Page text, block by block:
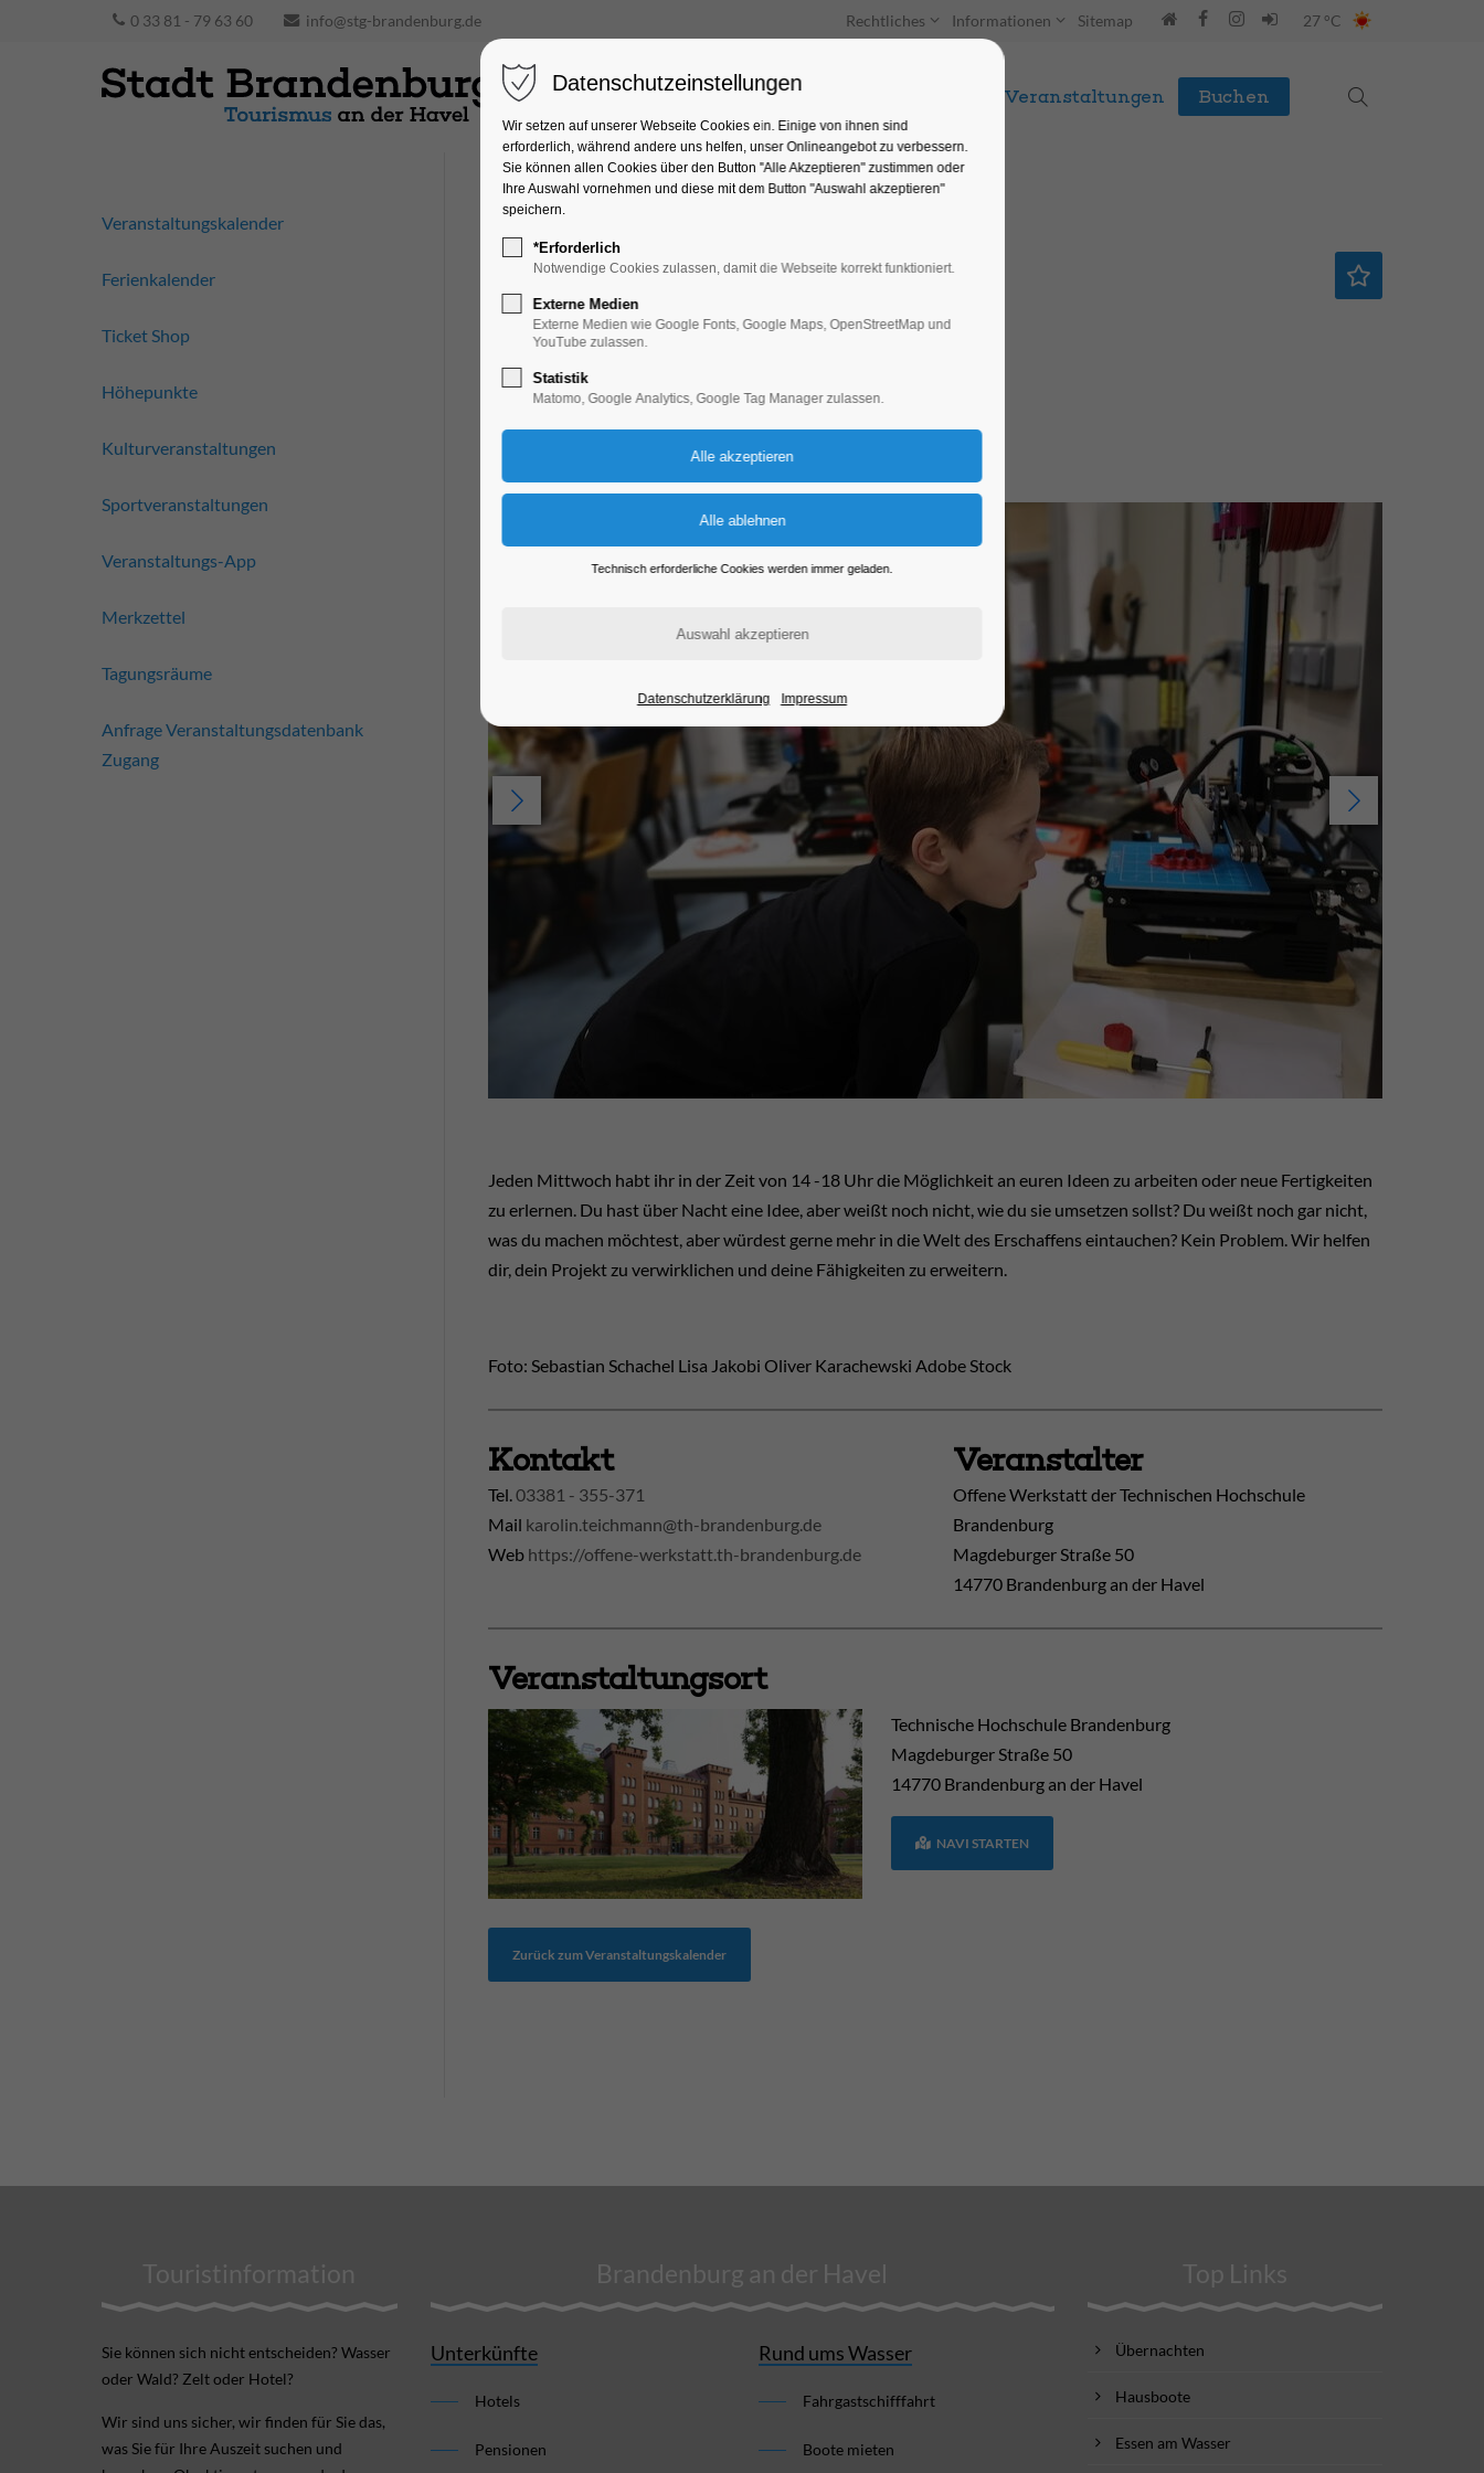
0 33 81 - 79 63 60 info@stg-brandenburg.de Rechtliches Informationen Sitemap 27 °C
Unterkünfte Entdecken & Erleben Veranstaltungen Buchen
Open Lab Day
Kinder, Jugend, Mitmach-Aktion, Umwelt
05.11.2025, 14:00–18:00
Jeden Mittwoch habt ihr in der Zeit von 14 -18 Uhr die Möglichkeit an euren Ideen zu arbeiten oder neue Fertigkeiten
zu erlernen. Du hast über Nacht eine Idee, aber weißt noch nicht, wie du sie umsetzen sollst? Du weißt noch gar nicht,
was du machen möchtest, aber würdest gerne mehr in die Welt des Erschaffens eintauchen? Kein Problem. Wir helfen
dir, dein Projekt zu verwirklichen und deine Fähigkeiten zu erweitern.
Foto: Sebastian Schachel Lisa Jakobi Oliver Karachewski Adobe Stock
Kontakt
Tel. 03381 - 355-371
Mail karolin.teichmann@th-brandenburg.de
Web https://offene-werkstatt.th-brandenburg.de
Veranstalter
Offene Werkstatt der Technischen Hochschule
Brandenburg
Magdeburger Straße 50
14770 Brandenburg an der Havel
Veranstaltungsort
Technische Hochschule Brandenburg
Magdeburger Straße 50
14770 Brandenburg an der Havel
NAVI STARTEN
Zurück zum Veranstaltungskalender
Veranstaltungskalender
Ferienkalender
Ticket Shop
Höhepunkte
Kulturveranstaltungen
Sportveranstaltungen
Veranstaltungs-App
Merkzettel
Tagungsräume
Anfrage Veranstaltungsdatenbank
Zugang
Touristinformation
Sie können sich nicht ent­scheiden? Wasser
oder Wald? Zelt oder Hotel?
Wir sind uns sicher, wir finden für Sie das,
was Sie für Ihre Aus­zeit suchen und
Brandenburg an der Havel
Unterkünfte
Hotels
Pensionen
Rund ums Wasser
Fahrgastschifffahrt
Boote mieten
Top Links
Übernachten
Hausboote
Essen am Wasser
Datenschutzeinstellungen
Wir setzen auf unserer Webseite Cookies ein. Einige von ihnen sind
erforderlich, während andere uns helfen, unser Onlineangebot zu verbessern.
Sie können allen Cookies über den Button "Alle Akzeptieren" zustimmen oder
Ihre Auswahl vornehmen und diese mit dem Button "Auswahl akzeptieren"
speichern.
*Erforderlich
Notwendige Cookies zulassen, damit die Webseite korrekt funktioniert.
Externe Medien
Externe Medien wie Google Fonts, Google Maps, OpenStreetMap und
YouTube zulassen.
Statistik
Matomo, Google Analytics, Google Tag Manager zulassen.
Technisch erforderliche Cookies werden immer geladen.
Datenschutzerklärung Impressum